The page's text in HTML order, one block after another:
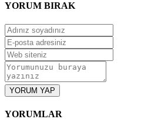
YORUM BIRAK
YORUM YAP
YORUMLAR